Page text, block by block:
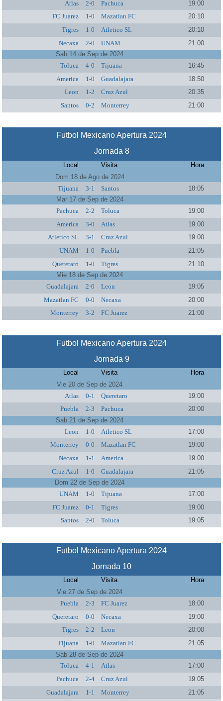
Atlas 2-0 Pachuca
19:00
FC Juarez
1-0 Mazatlan FC
20:10
Tigres
1-0 Atletico SL
20:10
Necaxa
2-0 UNAM
21:00
Sab 14 de Sep de 2024
Toluca
4-0 Tijuana
16:45
America
1-0 Guadalajara
18:50
Leon
1-2 Cruz Azul
20:35
Santos
0-2 Monterrey 21:00
Futbol Mexicano Apertura 2024
Jornada 8
Local Visita
Hora
Dom 18 de Ago de 2024
Tijuana
3-1 Santos
18:05
Mar 17 de Sep de 2024
Pachuca
2-2 Toluca
19:00
America
3-0 Atlas
19:00
Atletico SL
3-1 Cruz Azul
19:00
UNAM
1-0 Puebla
21:05
Queretaro
1-0 Tigres
21:10
Mie 18 de Sep de 2024
Guadalajara
2-0 Leon
19:05
Mazatlan FC
0-0 Necaxa
20:00
Monterrey
3-2 FC Juarez 21:00
Futbol Mexicano Apertura 2024
Jornada 9
Local Visita
Hora
Vie 20 de Sep de 2024
Atlas
0-1 Queretaro
19:00
Puebla
2-3 Pachuca
20:00
Sab 21 de Sep de 2024
Leon
1-0 Atletico SL
17:00
Monterrey
0-0 Mazatlan FC
19:00
Necaxa
1-1 America
19:00
Cruz Azul
1-0 Guadalajara
21:05
Dom 22 de Sep de 2024
UNAM
1-0 Tijuana
17:00
FC Juarez
0-1 Tigres
19:00
Santos
2-0 Toluca 19:05
Futbol Mexicano Apertura 2024
Jornada 10
Local Visita
Hora
Vie 27 de Sep de 2024
Puebla
2-3 FC Juarez
18:00
Queretaro
0-0 Necaxa
19:00
Tigres
2-2 Leon
20:00
Tijuana
1-0 Mazatlan FC
21:05
Sab 28 de Sep de 2024
Toluca
4-1 Atlas
17:00
Pachuca
2-4 Cruz Azul
19:05
Guadalajara
1-1 Monterrey
21:05